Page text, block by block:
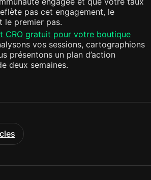
pas cet engagement, le
le premier pas.
CRO gratuit pour votre boutique
vos sessions, cartographions
présentons un plan d’action
deux semaines.